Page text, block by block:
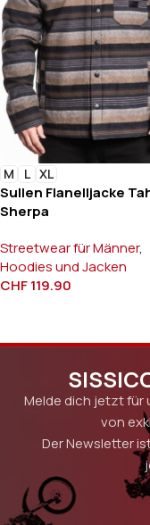
M L XL
Sullen Flanelljacke
Sherpa
Streetwear für Männer,
Hoodies und Jacken
CHF119.90
Melde dich jetzt für
von
Der Newsletter